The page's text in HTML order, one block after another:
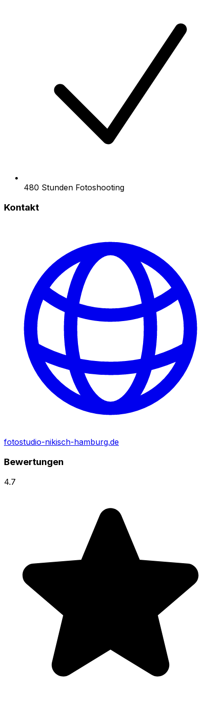
480 Stunden Fotoshooting
Kontakt
fotostudio-nikisch-hamburg.de
Bewertungen
4.7